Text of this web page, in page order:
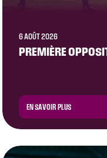
6 AOÛT 2026
PREMIÈRE
EN SAVOIR PLUS